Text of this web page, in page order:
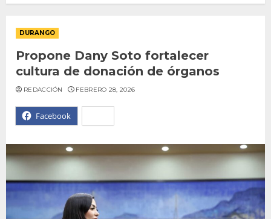
DURANGO
Propone Dany Soto fortalecer
cultura de donación de órganos
Facebook
REDACCIÓN FEBRERO 28, 2026